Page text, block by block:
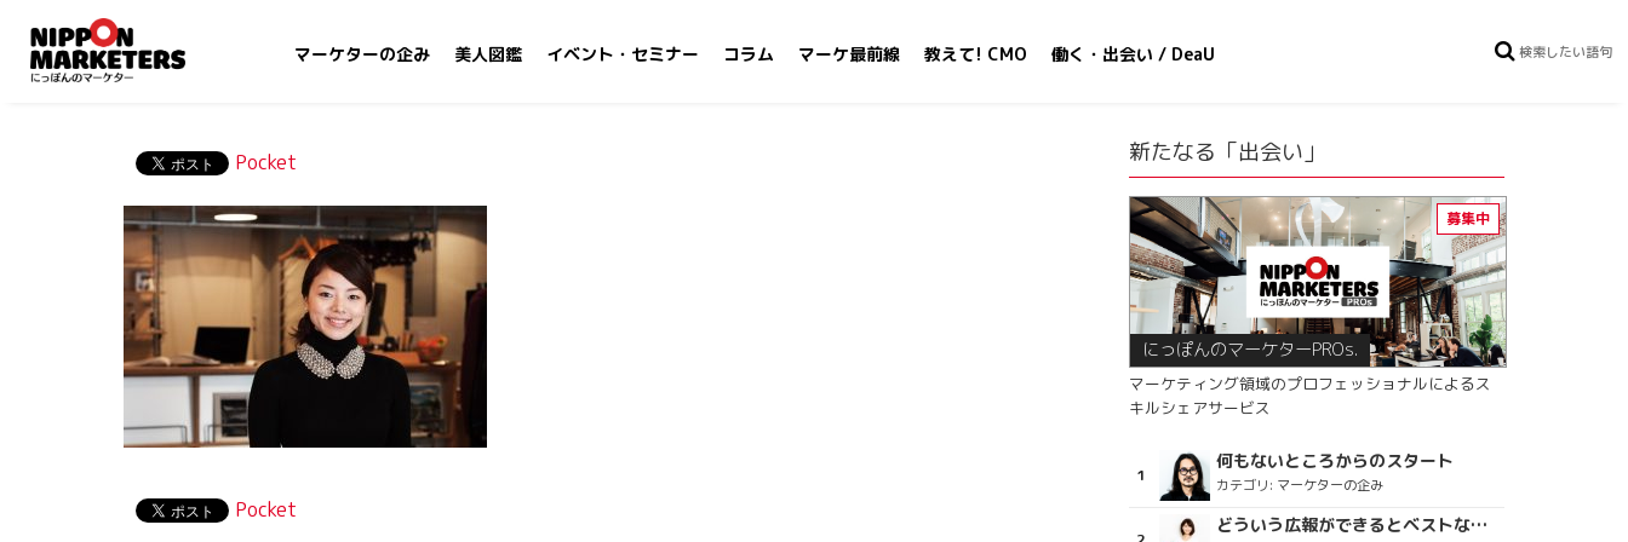
マーケターの企み 美人図鑑 イベント・セミナー コラム マーケ最前線 教えて! CMO 働く・出会い / DeaU
Pocket
Pocket
新たなる「出会い」
にっぽんのマーケターPROs.
マーケティング領域のプロフェッショナルによるス
キルシェアサービス
何もないところからのスタート
カテゴリ: マーケターの企み
どういう広報ができるとベストなのか